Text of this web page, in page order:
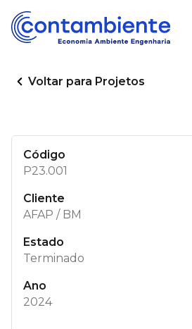
Voltar para Projetos
Código
P23.001
Cliente
AFAP / BM
Estado
Terminado
Ano
2024